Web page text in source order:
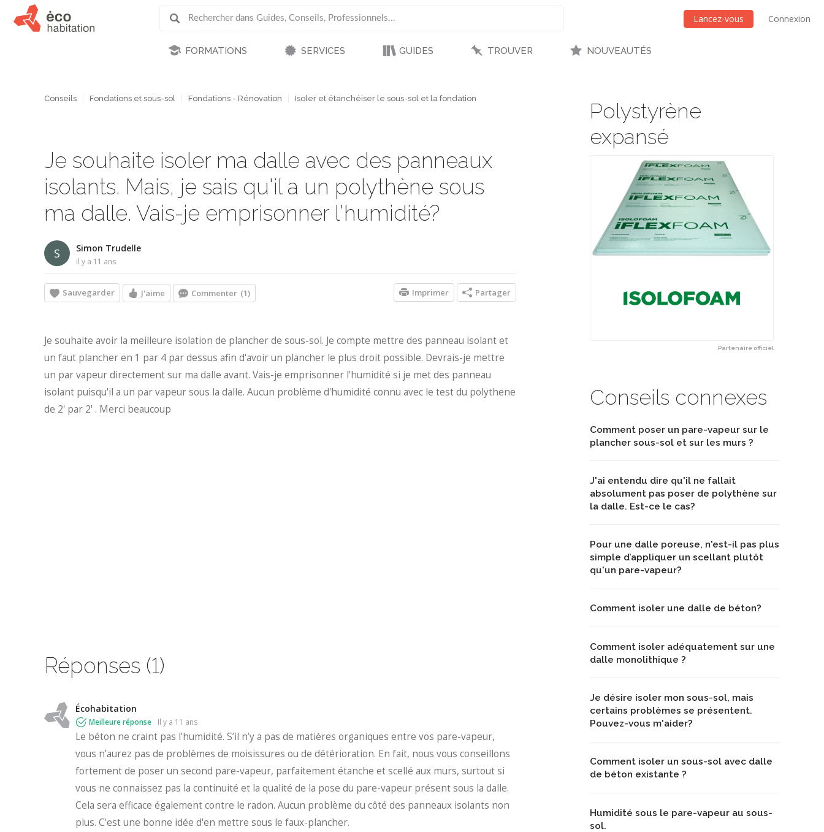
Lancez-vous Connexion
FORMATIONS SERVICES GUIDES TROUVER NOUVEAUTÉS
Polystyrène
expansé
Partenaire officiel
Conseils connexes
Comment poser un pare-vapeur sur le
plancher sous-sol et sur les murs ?
J'ai entendu dire qu'il ne fallait
absolument pas poser de polythène sur
la dalle. Est-ce le cas?
Pour une dalle poreuse, n'est-il pas plus
simple d’appliquer un scellant plutôt
qu'un pare-vapeur?
Comment isoler une dalle de béton?
Comment isoler adéquatement sur une
dalle monolithique ?
Je désire isoler mon sous-sol, mais
certains problèmes se présentent.
Pouvez-vous m'aider?
Comment isoler un sous-sol avec dalle
de béton existante ?
Humidité sous le pare-vapeur au sous-
sol.
Conseils Fondations et sous-sol Fondations - Rénovation Isoler et étanchéiser le sous-sol et la fondation
Je souhaite isoler ma dalle avec des panneaux
isolants. Mais, je sais qu'il a un polythène sous
ma dalle. Vais-je emprisonner l'humidité?
S Simon Trudelle
il y a 11 ans
Sauvegarder J'aime Commenter (1) Partager
Imprimer
Je souhaite avoir la meilleure isolation de plancher de sous-sol. Je compte mettre des panneau isolant et
un faut plancher en 1 par 4 par dessus afin d'avoir un plancher le plus droit possible. Devrais-je mettre
un par vapeur directement sur ma dalle avant. Vais-je emprisonner l'humidité si je met des panneau
isolant puisqu'il a un par vapeur sous la dalle. Aucun problème d'humidité connu avec le test du polythene
de 2' par 2' . Merci beaucoup
Réponses (1)
Écohabitation
Meilleure réponse il y a 11 ans
Le béton ne craint pas l’humidité. S’il n’y a pas de matières organiques entre vos pare-vapeur,
vous n’aurez pas de problèmes de moisissures ou de détérioration. En fait, nous vous conseillons
fortement de poser un second pare-vapeur, parfaitement étanche et scellé aux murs, surtout si
vous ne connaissez pas la continuité et la qualité de la pose du pare-vapeur présent sous la dalle.
Cela sera efficace également contre le radon. Aucun problème du côté des panneaux isolants non
plus. C'est une bonne idée d'en mettre sous le faux-plancher.